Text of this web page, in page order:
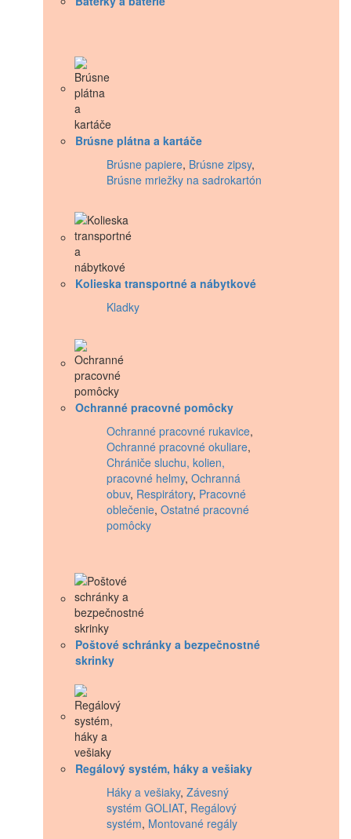
Brúsne plátna a kartáče
Brúsne papiere, Brúsne zipsy,
Brúsne mriežky na sadrokartón
Kolieska transportné a nábytkové
Kladky
Ochranné pracovné pomôcky
Ochranné pracovné rukavice,
Ochranné pracovné okuliare,
Chrániče sluchu, kolien,
pracovné helmy, Ochranná
obuv, Respirátory, Pracovné
oblečenie, Ostatné pracovné
pomôcky
Poštové schránky a bezpečnostné
skrinky
Regálový systém, háky a vešiaky
Háky a vešiaky, Závesný
systém GOLIAT, Regálový
systém, Montované regály